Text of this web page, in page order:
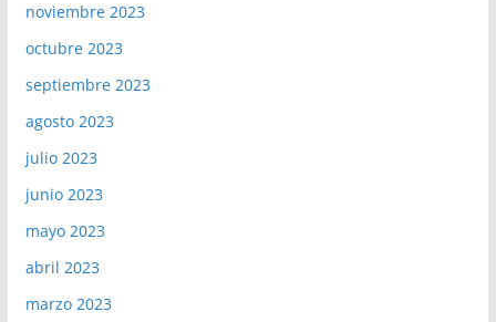
noviembre 2023
octubre 2023
septiembre 2023
agosto 2023
julio 2023
junio 2023
mayo 2023
abril 2023
marzo 2023